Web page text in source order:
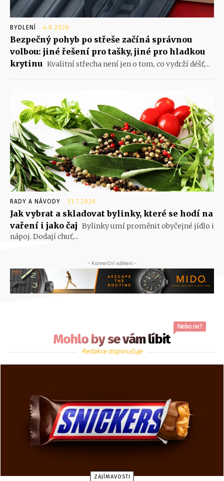
BYDLENÍ 4.8.2026
Bezpečný pohyb po střeše začíná správnou
volbou: jiné řešení pro tašky, jiné pro hladkou
krytinu Kvalitní střecha není jen o tom, co vydrží déšť,...
RADY A NÁVODY 31.7.2026
Jak vybrat a skladovat bylinky, které se hodí na
vaření i jako čaj Bylinky umí proměnit obyčejné jídlo i
nápoj. Dodají chuť,...
- Komerční sdělení -
Mohlo by se vám líbit
Nebo ne?
Redakce doporučuje
ZAJÍMAVOSTI